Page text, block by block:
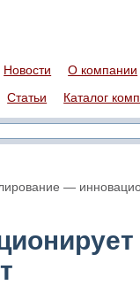
Новости
О компании
Статьи Каталог
—